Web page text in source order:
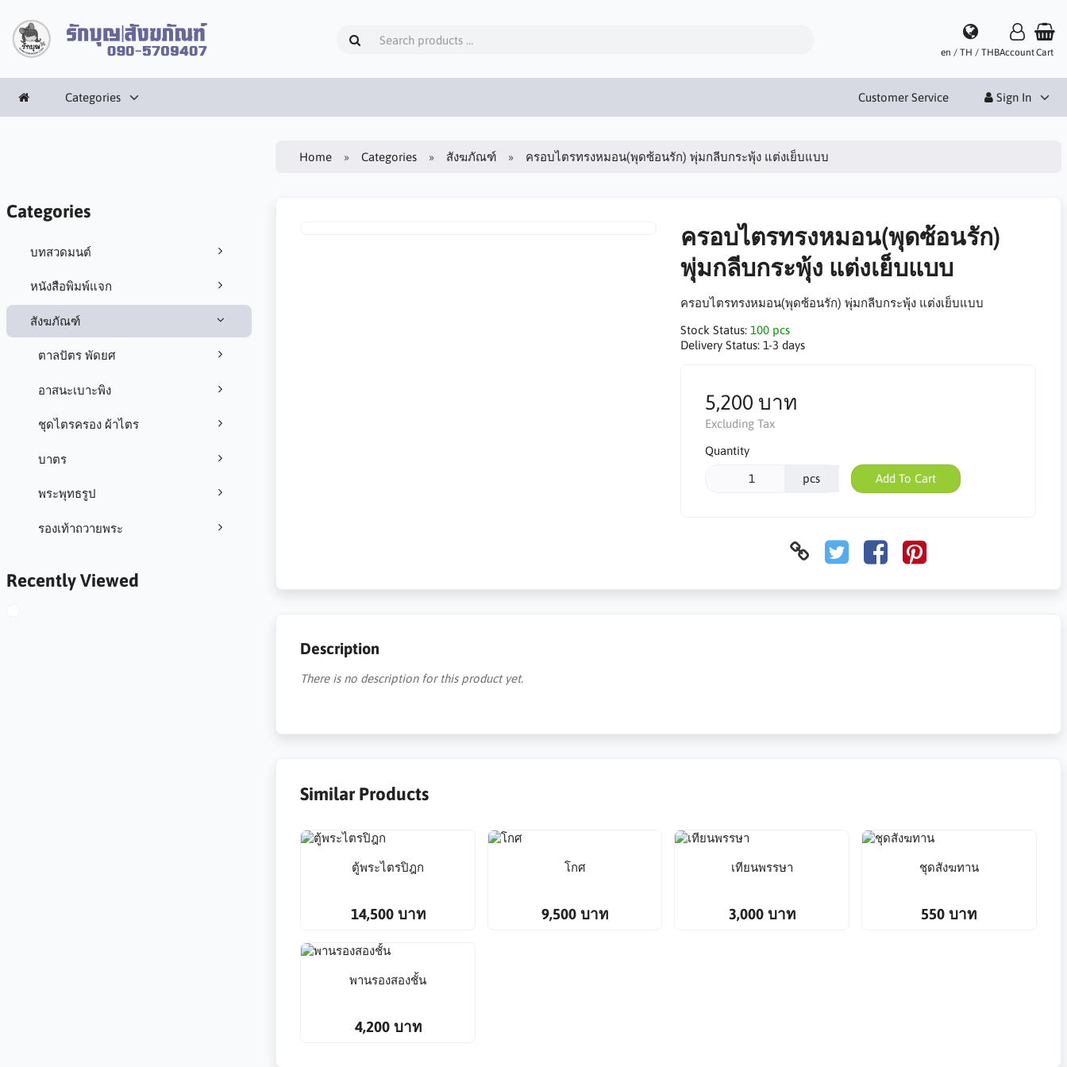
en / TH / THBAccountCart
Categories Customer Service Sign In
Categories
บทสวดมนต์
หนังสือพิมพ์แจก
สังฆภัณฑ์
ตาลปัตร พัดยศ
อาสนะเบาะพิง
ชุดไตรครอง ผ้าไตร
บาตร
พระพุทธรูป
รองเท้าถวายพระ
Recently Viewed
Home Categories สังฆภัณฑ์ ครอบไตรทรงหมอน(พุดซ้อนรัก) พุ่มกลีบกระพุ้ง แต่งเย็บแบบ
ครอบไตรทรงหมอน(พุดซ้อนรัก)
พุ่มกลีบกระพุ้ง แต่งเย็บแบบ
ครอบไตรทรงหมอน(พุดซ้อนรัก) พุ่มกลีบกระพุ้ง แต่งเย็บแบบ
Stock Status: 100 pcs
Delivery Status: 1-3 days
5,200 บาท
Excluding Tax
Quantity
pcs Add To Cart
Description
There is no description for this product yet.
Similar Products
ตู้พระไตรปิฎก
14,500 บาท
โกศ
9,500 บาท
เทียนพรรษา
3,000 บาท
ชุดสังฆทาน
550 บาท
พานรองสองชั้น
4,200 บาท